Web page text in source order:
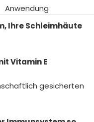
Anwendung
Ihre Schleimhäute
Vitamin E
gesicherten